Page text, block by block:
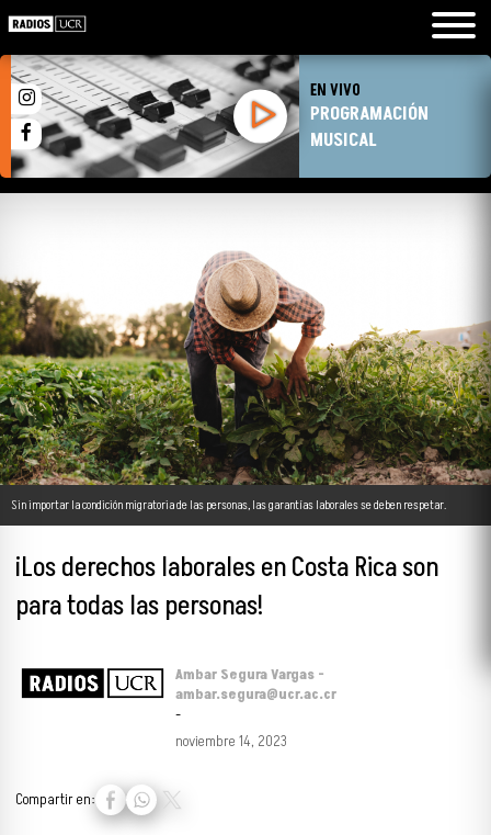
EN VIVO
PROGRAMACIÓN
MUSICAL
Sin importar la condición migratoria de las personas, las garantías laborales se deben respetar.
¡Los derechos laborales en Costa Rica son
para todas las personas!
Ambar Segura Vargas -
ambar.segura@ucr.ac.cr
-
noviembre 14, 2023
Compartir en: